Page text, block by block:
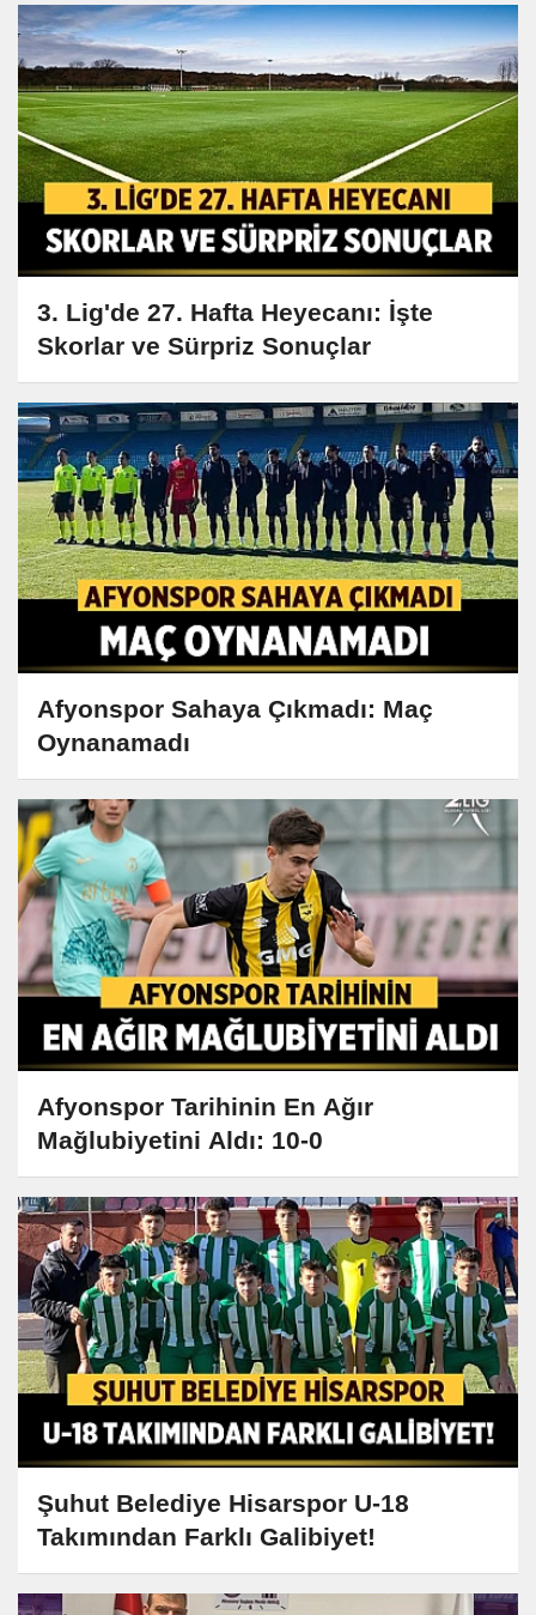
3. Lig'de 27. Hafta Heyecanı: İşte
Skorlar ve Sürpriz Sonuçlar
Afyonspor Sahaya Çıkmadı: Maç
Oynanamadı
Afyonspor Tarihinin En Ağır
Mağlubiyetini Aldı: 10-0
Şuhut Belediye Hisarspor U-18
Takımından Farklı Galibiyet!